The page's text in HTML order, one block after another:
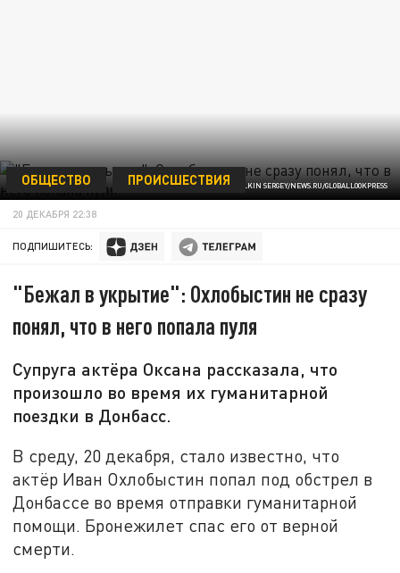
ФОТО: BULKIN SERGEY/NEWS.RU/GLOBALLOOKPRESS
ОБЩЕСТВО ПРОИСШЕСТВИЯ
20 ДЕКАБРЯ 22:38
ПОДПИШИТЕСЬ:
"Бежал в укрытие": Охлобыстин не сразу
понял, что в него попала пуля
Супруга актёра Оксана рассказала, что
произошло во время их гуманитарной
поездки в Донбасс.
В среду, 20 декабря, стало известно, что
актёр Иван Охлобыстин попал под обстрел в
Донбассе во время отправки гуманитарной
помощи. Бронежилет спас его от верной
смерти.